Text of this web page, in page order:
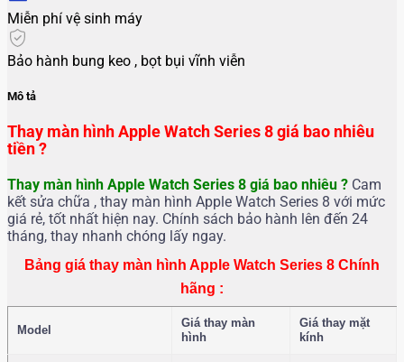
Miễn phí vệ sinh máy
Bảo hành bung keo , bọt bụi vĩnh viễn
Mô tả
Thay màn hình Apple Watch Series 8 giá bao nhiêu
tiền ?
Thay màn hình Apple Watch Series 8 giá bao nhiêu ? Cam
kết sửa chữa , thay màn hình Apple Watch Series 8 với mức
giá rẻ, tốt nhất hiện nay. Chính sách bảo hành lên đến 24
tháng, thay nhanh chóng lấy ngay.
Bảng giá thay màn hình Apple Watch Series 8 Chính
hãng :
Model
Giá thay màn
hình
Giá thay mặt
kính